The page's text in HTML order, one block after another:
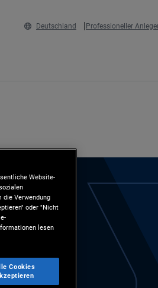
Deutschland Professioneller
Website-
die Verwendung
oder "Nicht
lesen
Cookies